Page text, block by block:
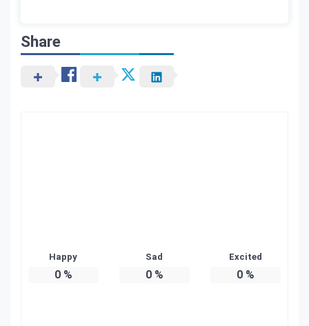
Share
Happy
0%
Sad
0%
Excited
0%